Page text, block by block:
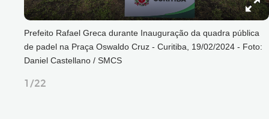
Prefeito Rafael Greca durante Inauguração da quadra pública
de padel na Praça Oswaldo Cruz - Curitiba, 19/02/2024 - Foto:
Daniel Castellano / SMCS
1/22